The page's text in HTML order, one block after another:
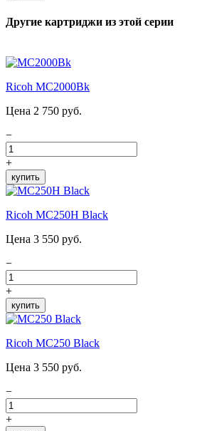
Другие картриджи из этой серии
Ricoh MC2000Bk
Цена 2 750 руб.
−
+
купить
Ricoh MC250H Black
Цена 3 550 руб.
−
+
купить
Ricoh MC250 Black
Цена 3 550 руб.
−
+